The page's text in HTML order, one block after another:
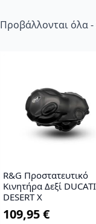
Προβάλλονται όλα
R&G Προστατευτικό
Κινητήρα Δεξί DUCATI
DESERT X
109,95€